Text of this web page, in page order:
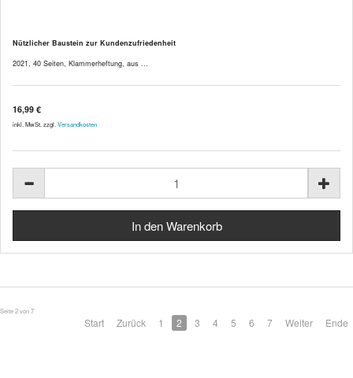
Nützlicher Baustein zur Kundenzufriedenheit
2021, 40 Seiten, Klammerheftung, aus ...
16,99 €
inkl. MwSt. zzgl. Versandkosten
Seite 2 von 7
Start Zurück 1 2 3 4 5 6 7 Weiter Ende